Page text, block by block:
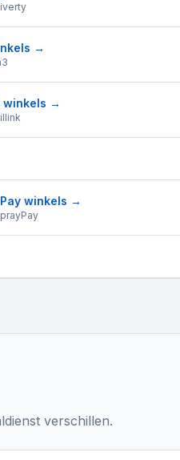
→
winkels →
winkels →
verschillen.